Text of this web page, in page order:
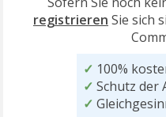
registrieren Sie sich
✓ 100%
✓ Schutz der
✓